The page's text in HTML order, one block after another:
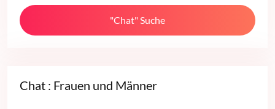
"Chat" Suche
Chat : Frauen und Männer